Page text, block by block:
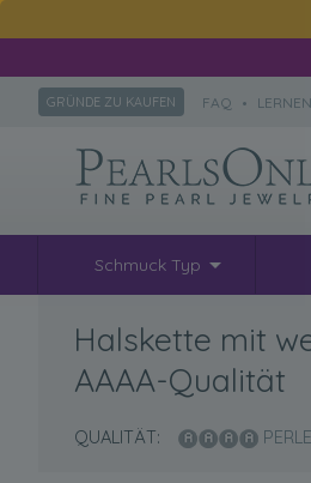
GRÜNDE ZU KAUFEN FAQ •
Schmuck Typ
Halskette mit
AAAA-Qualität
QUALITÄT: